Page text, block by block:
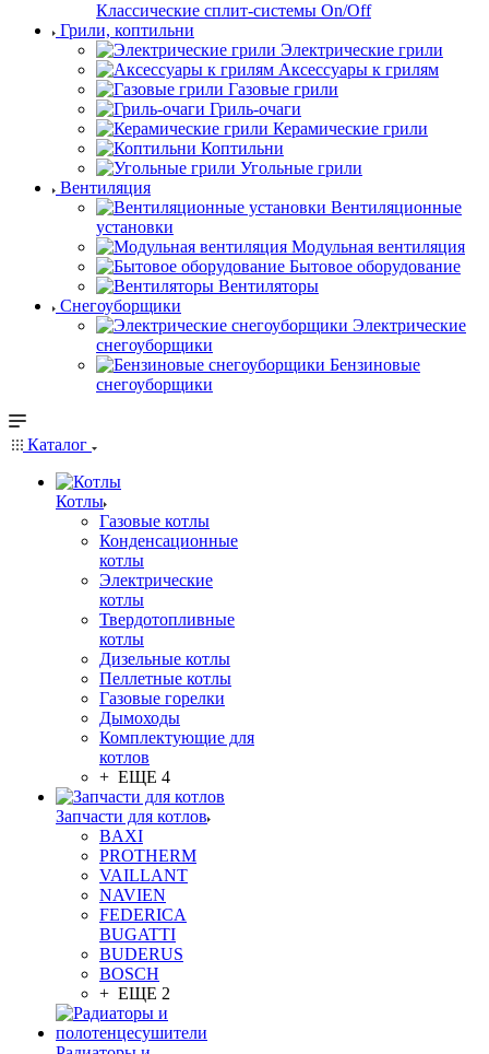
Классические сплит-системы On/Off
Грили, коптильни
Электрические грили
Аксессуары к грилям
Газовые грили
Гриль-очаги
Керамические грили
Коптильни
Угольные грили
Вентиляция
Вентиляционные
установки
Модульная вентиляция
Бытовое оборудование
Вентиляторы
Снегоуборщики
Электрические
снегоуборщики
Бензиновые
снегоуборщики
Каталог
Котлы
Газовые котлы
Конденсационные
котлы
Электрические
котлы
Твердотопливные
котлы
Дизельные котлы
Пеллетные котлы
Газовые горелки
Дымоходы
Комплектующие для
котлов
+ ЕЩЕ 4
Запчасти для котлов
BAXI
PROTHERM
VAILLANT
NAVIEN
FEDERICA
BUGATTI
BUDERUS
BOSCH
+ ЕЩЕ 2